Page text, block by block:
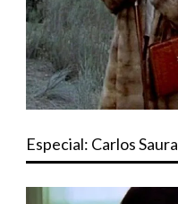
Especial: Carlos Saura